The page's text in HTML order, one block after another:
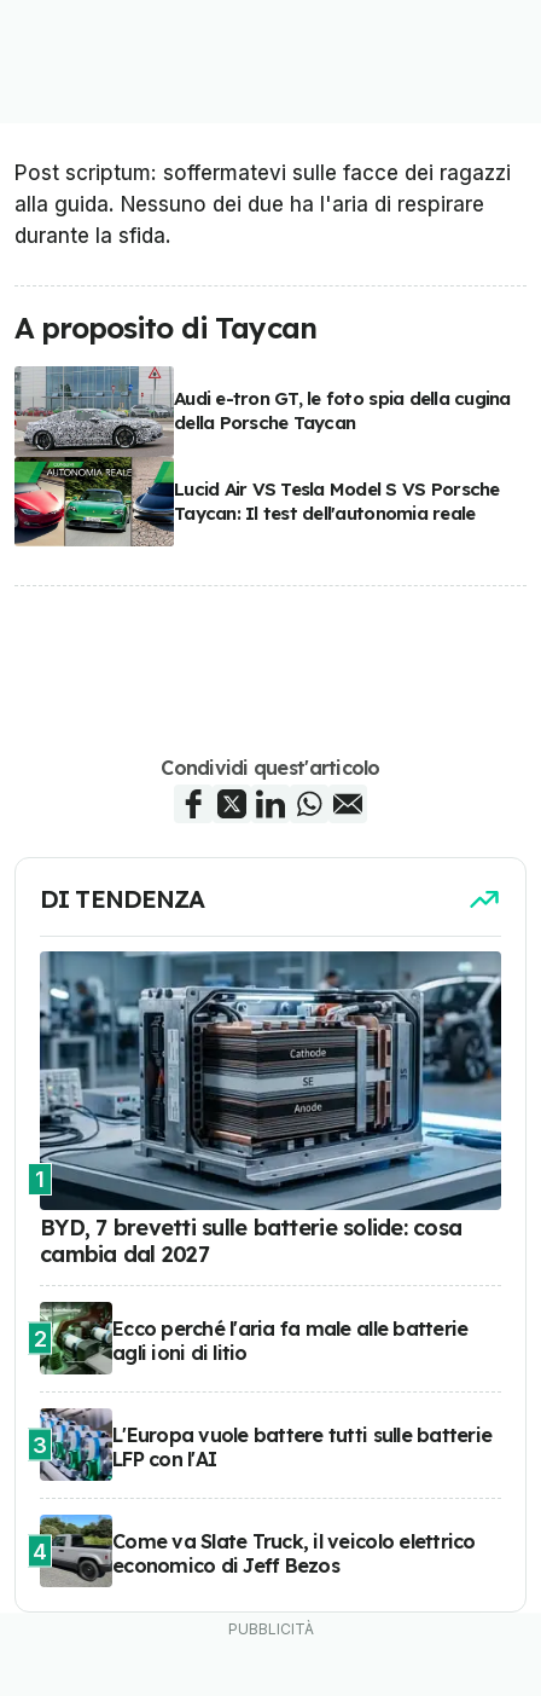
Post scriptum: soffermatevi sulle facce dei ragazzi
alla guida. Nessuno dei due ha l'aria di respirare
durante la sfida.
A proposito di Taycan
Audi e-tron GT, le foto spia della cugina
della Porsche Taycan
Lucid Air VS Tesla Model S VS Porsche
Taycan: Il test dell'autonomia reale
Condividi quest'articolo
DI TENDENZA
1
BYD, 7 brevetti sulle batterie solide: cosa
cambia dal 2027
2
Ecco perché l'aria fa male alle batterie
agli ioni di litio
3
L'Europa vuole battere tutti sulle batterie
LFP con l'AI
4
Come va Slate Truck, il veicolo elettrico
economico di Jeff Bezos